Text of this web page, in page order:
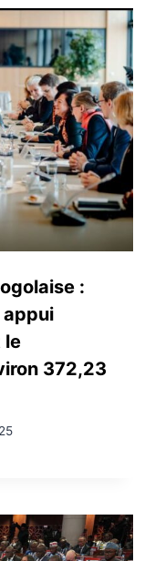
:
appui
le
372,23